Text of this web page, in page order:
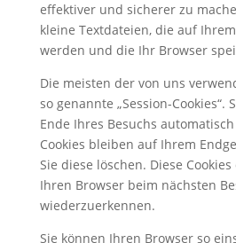
effektiver und sicherer zu
kleine Textdateien, die auf
werden und die Ihr Browser
Die meisten der von uns
so genannte „Session-Cookies“.
Ende Ihres Besuchs
Cookies bleiben auf Ihrem
Sie diese löschen. Diese
Ihren Browser beim nächsten
wiederzuerkennen.
Sie können Ihren Browser so